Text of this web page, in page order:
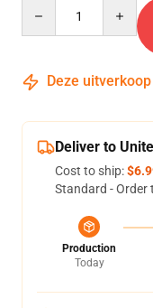
Deze
Deliver to
Cost to ship:
Standard - Order
Production
Today